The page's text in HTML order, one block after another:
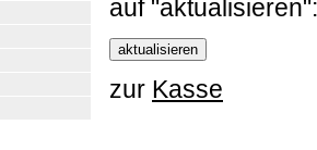
auf "aktualisieren":
zur Kasse